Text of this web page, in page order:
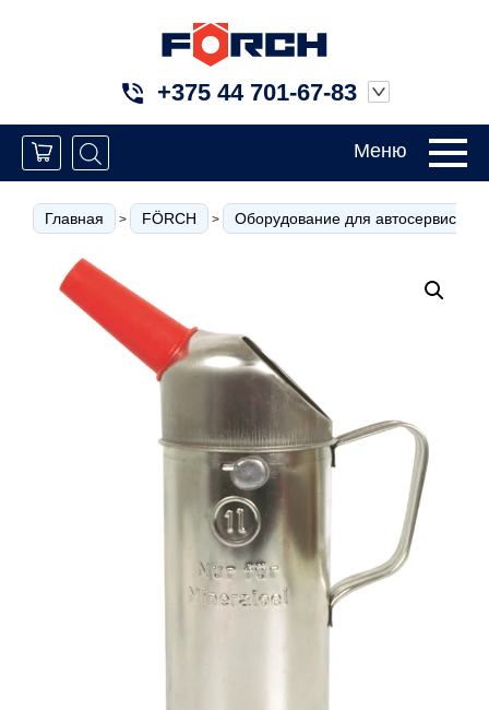
+375 44 701-67-83
Меню
Главная > FÖRCH > Оборудование для автосервиса